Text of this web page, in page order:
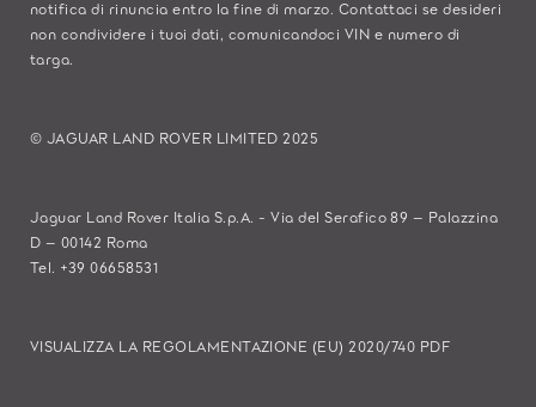
notifica di rinuncia entro la fine di marzo. Contattaci se desideri
non condividere i tuoi dati, comunicandoci VIN e numero di
targa.
© JAGUAR LAND ROVER LIMITED 2025
Jaguar Land Rover Italia S.p.A. - Via del Serafico 89 – Palazzina
D – 00142 Roma
Tel. +39 06658531
VISUALIZZA LA REGOLAMENTAZIONE (EU) 2020/740 PDF